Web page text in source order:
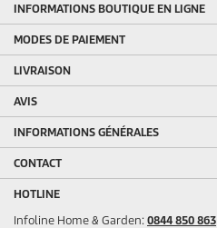
INFORMATIONS BOUTIQUE EN LIGNE
MODES DE PAIEMENT
LIVRAISON
AVIS
INFORMATIONS GÉNÉRALES
CONTACT
HOTLINE
Infoline Home & Garden: 0844 850 863